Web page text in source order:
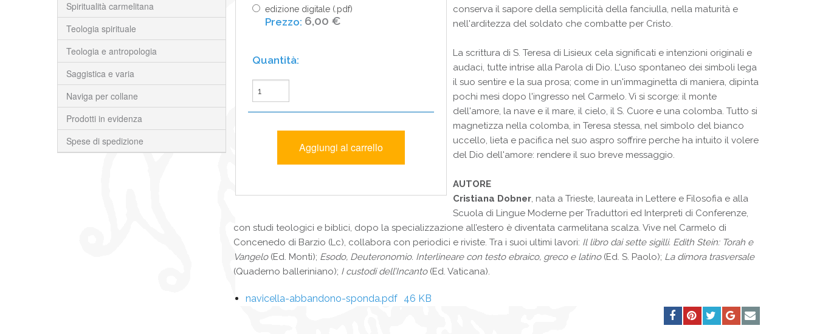
Spiritualità carmelitana
Teologia spirituale
Teologia e antropologia
Saggistica e varia
Naviga per collane
Prodotti in evidenza
Spese di spedizione
edizione digitale (.pdf)
6,00 €
conserva il sapore della semplicità della fanciulla, nella maturità e
nell'arditezza del soldato che combatte per Cristo.
La scrittura di S. Teresa di Lisieux cela significati e intenzioni originali e
audaci, tutte intrise alla Parola di Dio. L'uso spontaneo dei simboli lega
il suo sentire e la sua prosa; come in un'immaginetta di maniera, dipinta
pochi mesi dopo l'ingresso nel Carmelo. Vi si scorge: il monte
dell'amore, la nave e il mare, il cielo, il S. Cuore e una colomba. Tutto si
magnetizza nella colomba, in Teresa stessa, nel simbolo del bianco
uccello, lieta e pacifica nel suo aspro soffrire perche ha intuito il volere
del Dio dell'amore: rendere il suo breve messaggio.
AUTORE
Cristiana Dobner, nata a Trieste, laureata in Lettere e Filosofia e alla
Scuola di Lingue Moderne per Traduttori ed Interpreti di Conferenze,
con studi teologici e biblici, dopo la specializzazione all’estero è diventata carmelitana scalza. Vive nel Carmelo di
Concenedo di Barzio (Lc), collabora con periodici e riviste. Tra i suoi ultimi lavori: Il libro dai sette sigilli. Edith Stein: Torah e
Vangelo(Ed. Monti); Esodo, Deuteronomio. Interlineare con testo ebraico, greco e latino(Ed. S. Paolo); La dimora trasversale
(Quaderno balleriniano); I custodi dell’Incanto(Ed. Vaticana).
navicella-abbandono-sponda.pdf 46 KB